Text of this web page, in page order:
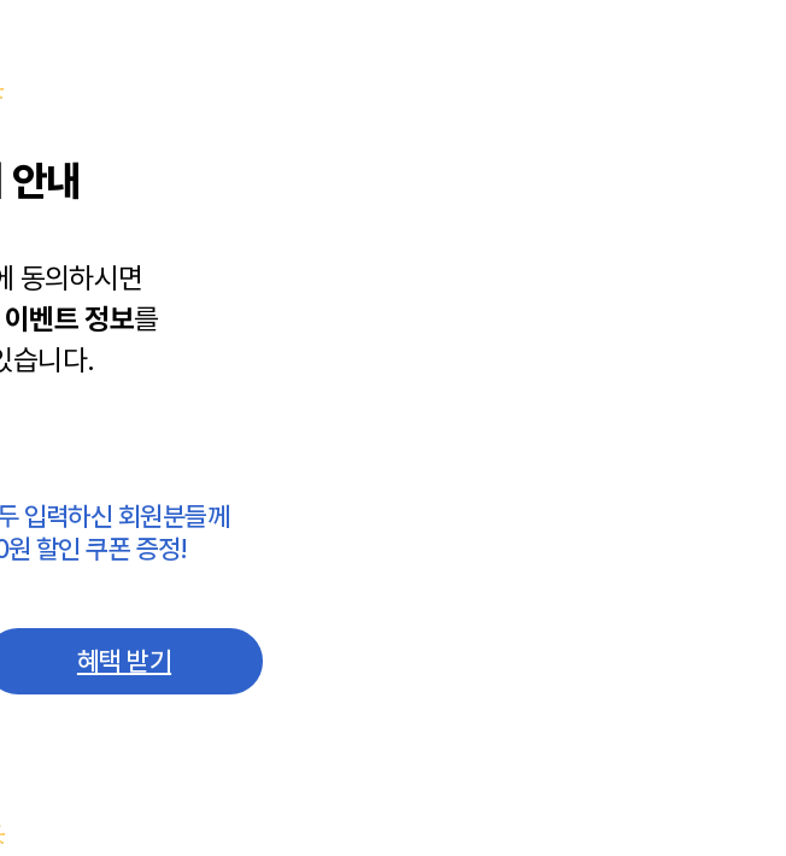
내
동의하시면
이벤트 정보를
습니다.
입력하신 회원분들께
할인 쿠폰 증정!
혜택 받기